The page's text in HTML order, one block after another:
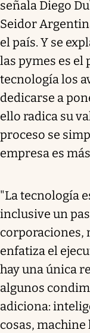
señala Diego
Seidor
el país. Y se
las pymes es el
tecnología los
dedicarse a
ello radica su
proceso se
empresa es
"La tecnología
inclusive un
corporaciones,
enfatiza el
hay una única
algunos
adiciona:
cosas,